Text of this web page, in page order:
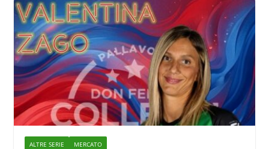
ALTRE SERIE MERCATO